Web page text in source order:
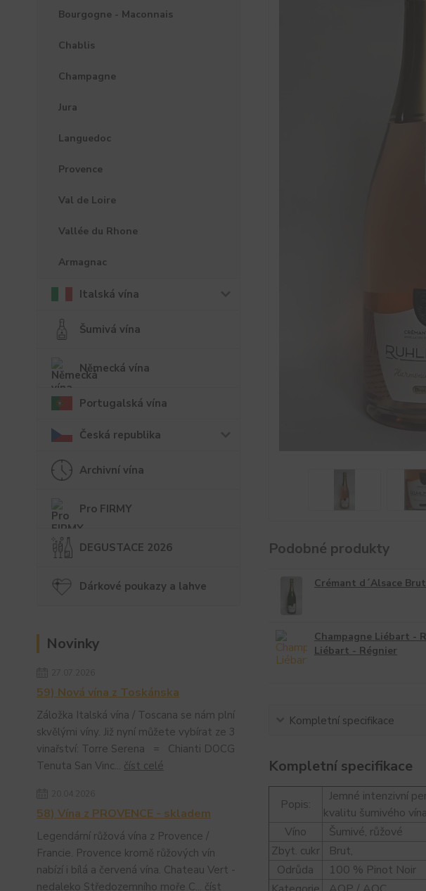
Bourgogne - Maconnais
Chablis
Champagne
Jura
Languedoc
Provence
Val de Loire
Vallée du Rhone
Armagnac
Italská vína
Šumivá vína
Německá vína
Portugalská vína
Česká republika
Archivní vína
Pro FIRMY
DEGUSTACE 2026
Dárkové poukazy a lahve
Novinky
59) Nová vína z Toskánska
Záložka Italská vína / Toscana se nám plní
skvělými víny. Již nyní můžete vybírat ze 3
vinařství: Torre Serena = Chianti DOCG
Tenuta San Vinc... číst celé
58) Vína z PROVENCE - skladem
Legendární růžová vína z Provence /
Francie. Provence kromě růžových vín
nabízí i bílá a červená vína. Chateau Vert -
nedaleko Středozemního moře C... číst
Podobné produkty
Crémant d´Alsace
Champagne Liébart -
Liébart - Régnier
Kompletní specifikace
Kompletní specifikace
Popis:
Jemné intenzivní
kvalitu šumivého
Víno
Šumivé, růžové
Zbyt. cukr
Odrůda
100 % Pinot Noir